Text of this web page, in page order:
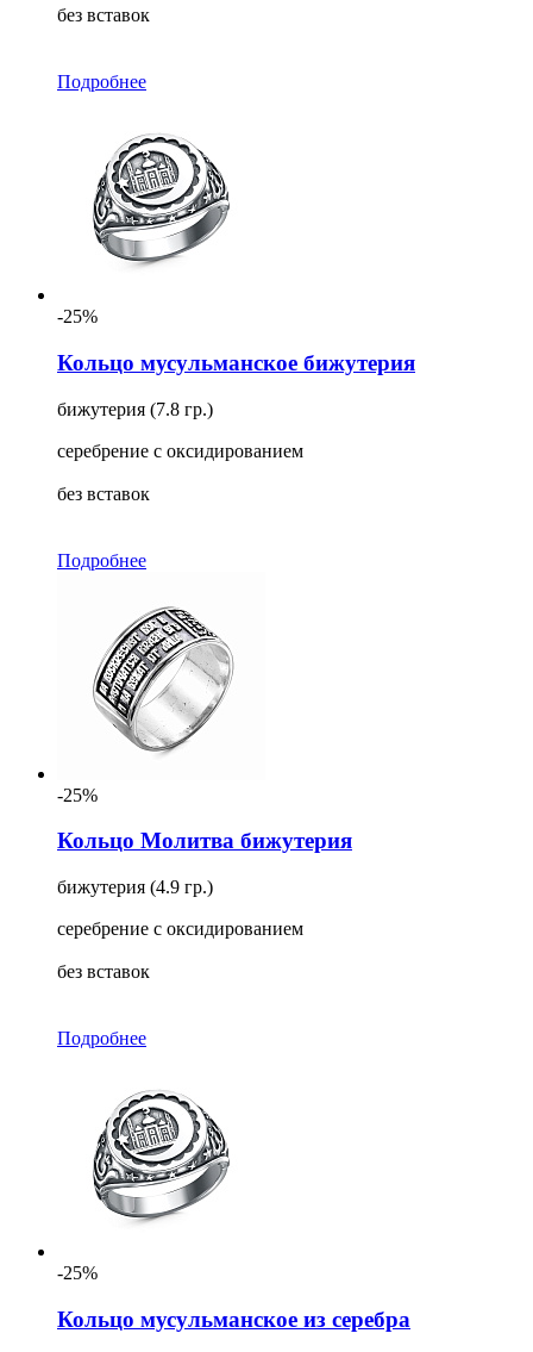
без вставок
Подробнее
-25%
Кольцо мусульманское бижутерия
бижутерия (7.8 гр.)
серебрение с оксидированием
без вставок
Подробнее
-25%
Кольцо Молитва бижутерия
бижутерия (4.9 гр.)
серебрение с оксидированием
без вставок
Подробнее
-25%
Кольцо мусульманское из серебра